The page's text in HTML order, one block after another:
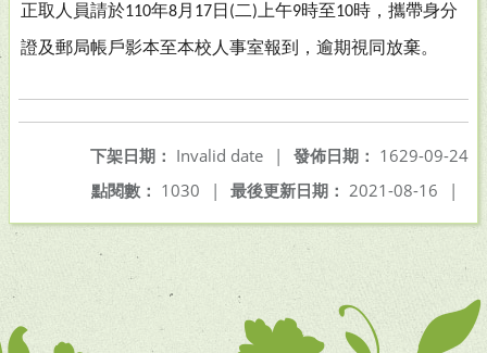
正取人員請於110年8月 17日 (二) 上午9時至10時，攜帶身分
證及郵局帳戶影本至本校人事室報到，逾期視同放棄。
發佈日期： 1629-09-24
下架日期： Invalid date
|
最後更新日期： 2021-08-16 |
點閱數： 1030 |